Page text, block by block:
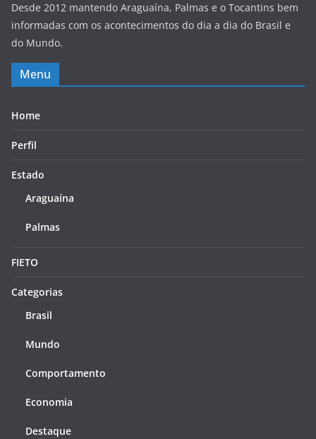
Desde 2012 mantendo Araguaína, Palmas e o Tocantins bem
informadas com os acontecimentos do dia a dia do Brasil e
do Mundo.
Menu
Home
Perfil
Estado
Araguaína
Palmas
FIETO
Categorias
Brasil
Mundo
Comportamento
Economia
Destaque